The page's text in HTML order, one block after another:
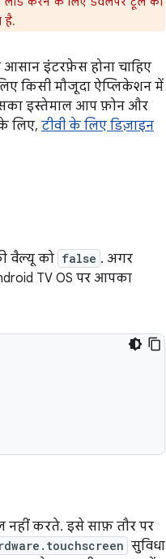
है.
इंटरफ़ेस होना चाहिए
किसी मौजूदा ऐप्लिकेशन में
इस्तेमाल आप फ़ोन और
लिए, टीवी के लिए डिज़ाइन
वैल्यू को false . अगर
TV OS पर आपका
नहीं करते. इसे साफ़ तौर पर
सुविधा